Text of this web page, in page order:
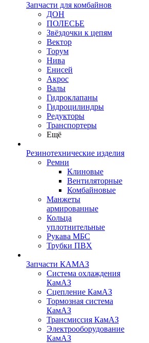
Запчасти для комбайнов
ДОН
ПОЛЕСЬЕ
Звёздочки к цепям
Вектор
Торум
Нива
Енисей
Акрос
Валы
Гидроклапаны
Гидроцилиндры
Редукторы
Транспортеры
Ещё
Резинотехнические изделия
Ремни
Клиновые
Вентиляторные
Комбайновые
Манжеты
армированные
Кольца
уплотнительные
Рукава МБС
Трубки ПВХ
Запчасти КАМАЗ
Система охлаждения
КамАЗ
Сцепление КамАЗ
Тормозная система
КамАЗ
Трансмиссия КамАЗ
Электрооборудование
КамАЗ